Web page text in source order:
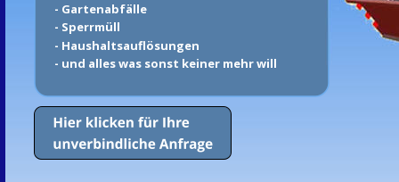
- Gartenabfälle
- Sperrmüll
- Haushaltsauflösungen
- und alles was sonst keiner mehr will